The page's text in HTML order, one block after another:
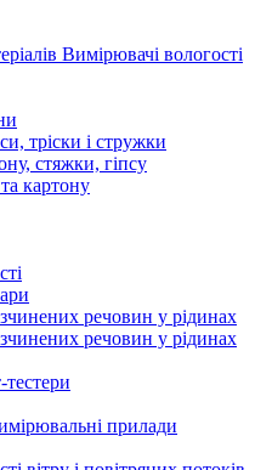
Вимірювачі вологості
тріски і стружки
стяжки, гіпсу
картону
речовин у рідинах
речовин у рідинах
тестери
прилади